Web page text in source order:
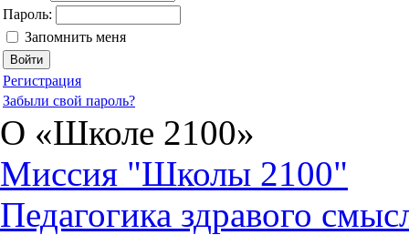
Пароль:
Запомнить меня
Регистрация
Забыли свой пароль?
О «Школе 2100»
Миссия "Школы 2100"
Педагогика здравого